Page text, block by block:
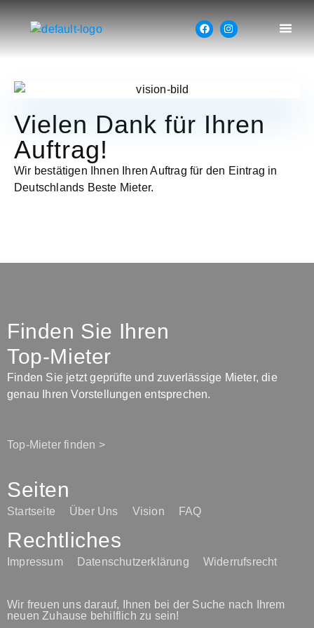
Vielen Dank für Ihren
Auftrag!
Wir bestätigen Ihnen Ihren Auftrag für den Eintrag in
Deutschlands Beste Mieter.
Finden Sie Ihren
Top-Mieter
Finden Sie jetzt geprüfte und zuverlässige Mieter, die
genau Ihren Vorstellungen entsprechen.
Top-Mieter finden >
Seiten
Startseite Über Uns Vision FAQ
Rechtliches
Impressum Datenschutzerklärung Widerrufsrecht
Wir freuen uns darauf, Ihnen bei der Suche nach Ihrem
neuen Zuhause behilflich zu sein!